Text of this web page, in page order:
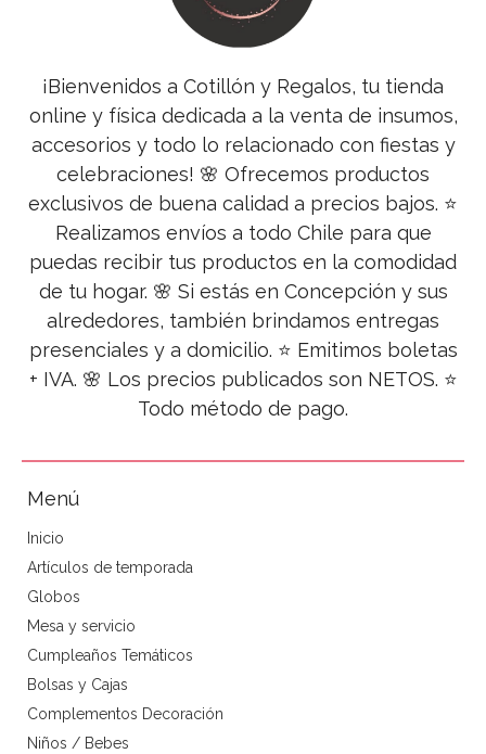
¡Bienvenidos a Cotillón y Regalos, tu tienda
online y física dedicada a la venta de insumos,
accesorios y todo lo relacionado con fiestas y
celebraciones! 🌸 Ofrecemos productos
exclusivos de buena calidad a precios bajos. ⭐
Realizamos envíos a todo Chile para que
puedas recibir tus productos en la comodidad
de tu hogar. 🌸 Si estás en Concepción y sus
alrededores, también brindamos entregas
presenciales y a domicilio. ⭐ Emitimos boletas
+ IVA. 🌸 Los precios publicados son NETOS. ⭐
Todo método de pago.
Menú
Inicio
Artículos de temporada
Globos
Mesa y servicio
Cumpleaños Temáticos
Bolsas y Cajas
Complementos Decoración
Niños / Bebes